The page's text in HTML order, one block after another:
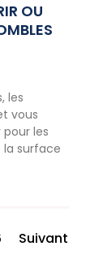
OU
les
vous
les
la surface
Suivant